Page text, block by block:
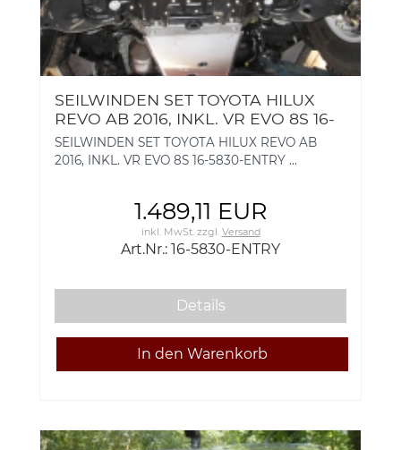
SEILWINDEN SET TOYOTA HILUX
REVO AB 2016, INKL. VR EVO 8S 16-
5830-ENTRY
SEILWINDEN SET TOYOTA HILUX REVO AB
2016, INKL. VR EVO 8S 16-5830-ENTRY ...
1.489,11 EUR
inkl. MwSt. zzgl. Versand
Art.Nr.: 16-5830-ENTRY
Details